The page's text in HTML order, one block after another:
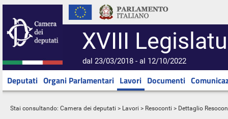
XVIII
dal 23/03/2018 - al 12/10/2022
Deputati Organi Parlamentari Lavori Documenti
Stai consultando: Camera dei deputati > Lavori > Resoconti > Dettaglio